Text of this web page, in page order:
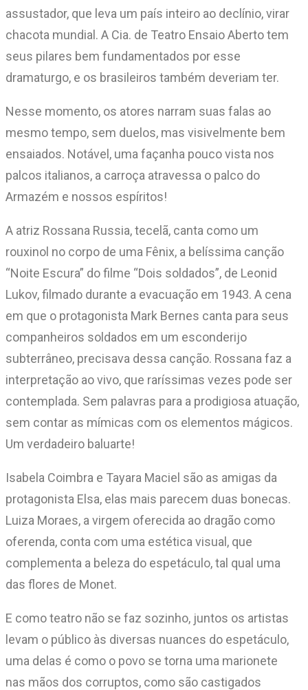
assustador, que leva um país inteiro ao declínio, virar
chacota mundial. A Cia. de Teatro Ensaio Aberto tem
seus pilares bem fundamentados por esse
dramaturgo, e os brasileiros também deveriam ter.
Nesse momento, os atores narram suas falas ao
mesmo tempo, sem duelos, mas visivelmente bem
ensaiados. Notável, uma façanha pouco vista nos
palcos italianos, a carroça atravessa o palco do
Armazém e nossos espíritos!
A atriz Rossana Russia, tecelã, canta como um
rouxinol no corpo de uma Fênix, a belíssima canção
“Noite Escura” do filme “Dois soldados”, de Leonid
Lukov, filmado durante a evacuação em 1943. A cena
em que o protagonista Mark Bernes canta para seus
companheiros soldados em um esconderijo
subterrâneo, precisava dessa canção. Rossana faz a
interpretação ao vivo, que raríssimas vezes pode ser
contemplada. Sem palavras para a prodigiosa atuação,
sem contar as mímicas com os elementos mágicos.
Um verdadeiro baluarte!
Isabela Coimbra e Tayara Maciel são as amigas da
protagonista Elsa, elas mais parecem duas bonecas.
Luiza Moraes, a virgem oferecida ao dragão como
oferenda, conta com uma estética visual, que
complementa a beleza do espetáculo, tal qual uma
das flores de Monet.
E como teatro não se faz sozinho, juntos os artistas
levam o público às diversas nuances do espetáculo,
uma delas é como o povo se torna uma marionete
nas mãos dos corruptos, como são castigados